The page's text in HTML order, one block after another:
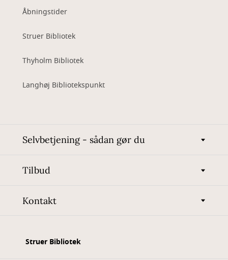
Åbningstider
Struer Bibliotek
Thyholm Bibliotek
Langhøj Bibliotekspunkt
Selvbetjening - sådan gør du
Tilbud
Kontakt
Struer Bibliotek